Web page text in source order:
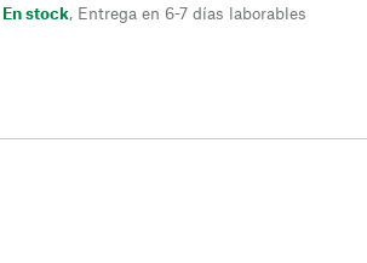
En stock, Entrega en 6-7 días laborables